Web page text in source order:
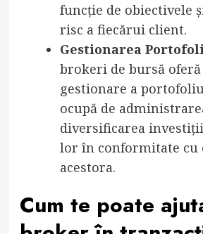
funcție de obiectivele
risc a fiecărui client.
Gestionarea
brokeri de bursă
gestionare a
ocupă de
diversificarea
lor în conformitate cu
acestora.
Cum te poate